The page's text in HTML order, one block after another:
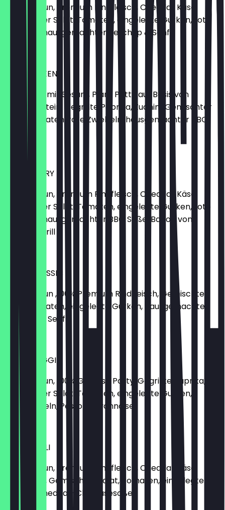
Brioche-Bun, Premium Rindfleisch, Cheddar Käse,
Gemischter Salat, Tomaten, eingelegte Gurken, rote
Zwiebeln, hausgemachter Ketchup & Senf
10,90 €
UPPER GREEN
Black-Bun mit Sesam, Plant Patty auf Basis von
Erbsenprotein, Gegrillte Paprika, Zuchini, Gemischter
Salat, Tomaten, rote Zwiebeln, hausgemachter BBQ
13,50 €
DIRTY HARRY
Brioche-Bun, Premium Rindfleisch, Cheddar Käse,
Gemischter Salat, Tomaten, eingelegte Gurken, rote
Zwiebeln, hausgemachter BBQ Soße, Bacon vom
Lavasteingrill
UPPER CLASSIC
Brioche-Bun ,100% Premium Rindfleisch, Gemischter
Salat, Tomaten, eingelegte Gurken, hausgemachter
Ketchup & Senf
9,90 €
UPPER VEGGI
Brioche-Bun, 100% Gemüse Patty, Gegrillte Paprika,
Gemischter Salat, Tomaten, eingelegte Gurken,
Röstzwiebeln, Pesto-Mayonnaise
11,50 €
UPPER CHILI
Brioche-Bun, Premium Rindfleisch, Cheddar Käse,
Jalapeños, Gemischter Salat, Tomaten, eingelegte
Gurken, Cheddar-Chili Käsesoße